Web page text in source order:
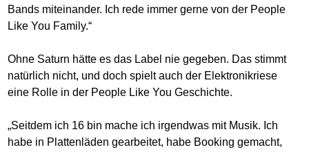
Bands miteinander. Ich rede immer gerne von der People
Like You Family.“
Ohne Saturn hätte es das Label nie gegeben. Das stimmt
natürlich nicht, und doch spielt auch der Elektronikriese
eine Rolle in der People Like You Geschichte.
„Seitdem ich 16 bin mache ich irgendwas mit Musik. Ich
habe in Plattenläden gearbeitet, habe Booking gemacht,